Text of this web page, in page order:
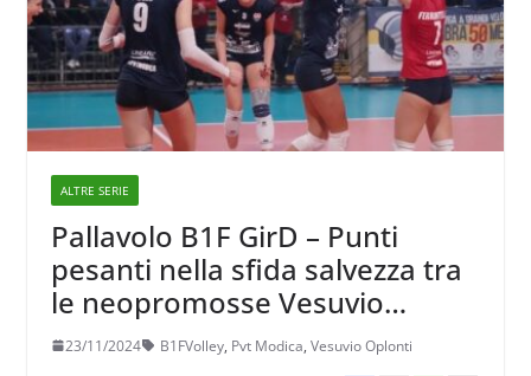
ALTRE SERIE
Pallavolo B1F GirD – Punti
pesanti nella sfida salvezza tra
le neopromosse Vesuvio
Oplonti e PVT Modica
23/11/2024 B1FVolley, Pvt Modica, Vesuvio Oplonti